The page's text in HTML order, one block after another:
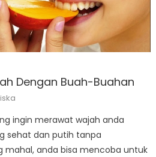
Dengan Buah-Buahan
ingin merawat wajah anda
sehat dan putih tanpa
mahal, anda bisa mencoba untuk